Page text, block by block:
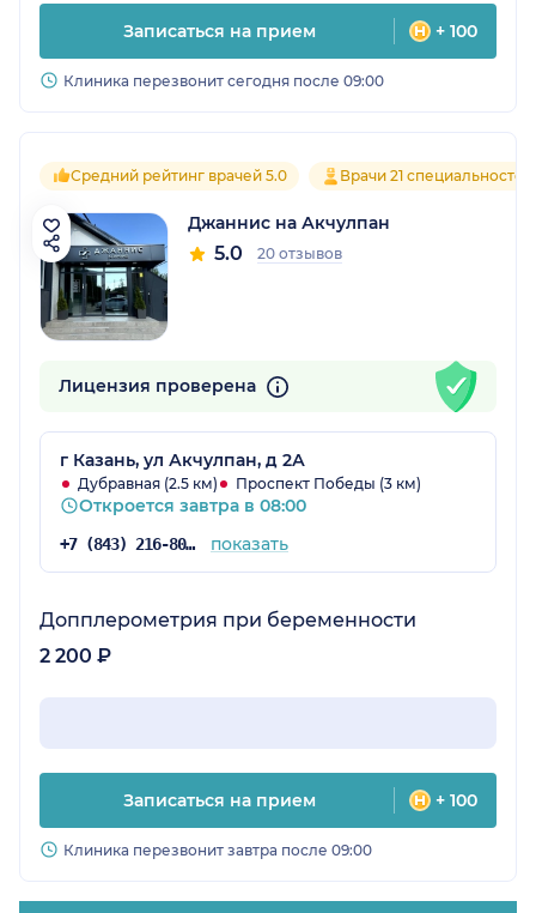
Записаться на прием + 100
Клиника перезвонит сегодня после 09:00
Средний рейтинг врачей 5.0 Врачи 21 специальностей
Джаннис на Акчулпан
5.0 20 отзывов
Лицензия проверена
г Казань, ул Акчулпан, д 2А
Дубравная (2.5 км) Проспект Победы (3 км)
Откроется завтра в 08:00
+7 (843) 216-80-54 показать
Допплерометрия при беременности
2 200 ₽
Записаться на прием + 100
Клиника перезвонит завтра после 09:00